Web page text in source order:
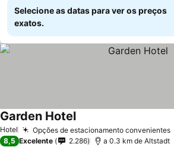
Selecione as datas para ver os preços
exatos.
Hotel Opções de estacionamento convenientes
Garden HotelVer preços
8,5 Excelente 2.286 a 0.3 km de Altstadt